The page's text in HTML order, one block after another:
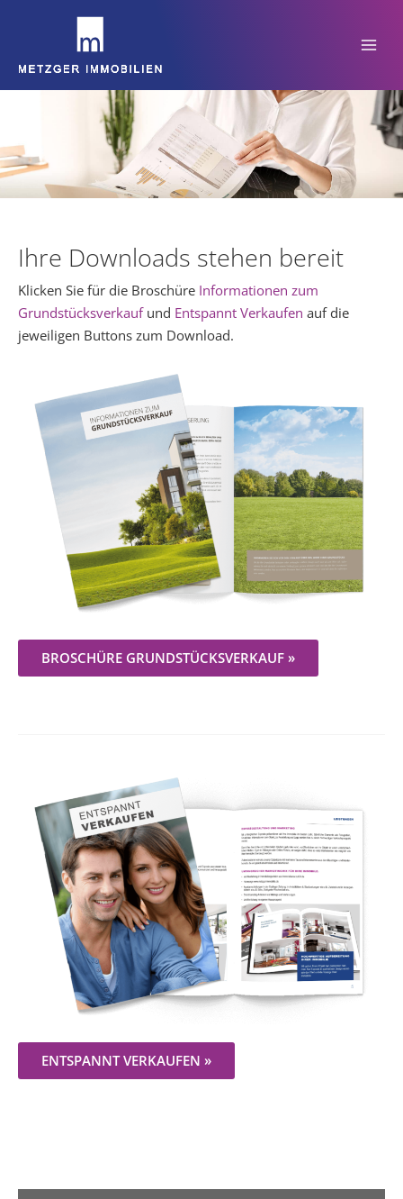
Ihre Downloads stehen bereit
Klicken Sie für die Broschüre Informationen zum
Grundstücksverkaufund Entspannt Verkaufen auf die
jeweiligen Buttons zum Download.
BROSCHÜRE GRUNDSTÜCKSVERKAUF »
ENTSPANNT VERKAUFEN »